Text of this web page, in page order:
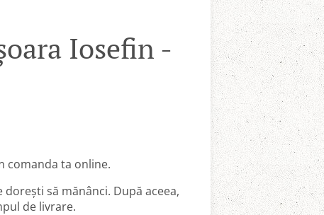
Iosefin -
comanda ta online.
să mănânci. După aceea,
de livrare.